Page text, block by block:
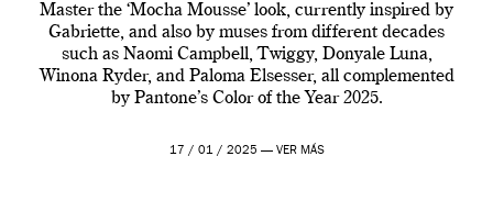
Master the ‘Mocha Mousse’ look, currently inspired by
Gabriette, and also by muses from different decades
such as Naomi Campbell, Twiggy, Donyale Luna,
Winona Ryder, and Paloma Elsesser, all complemented
by Pantone’s Color of the Year 2025.
17 / 01 / 2025 — VER MÁS